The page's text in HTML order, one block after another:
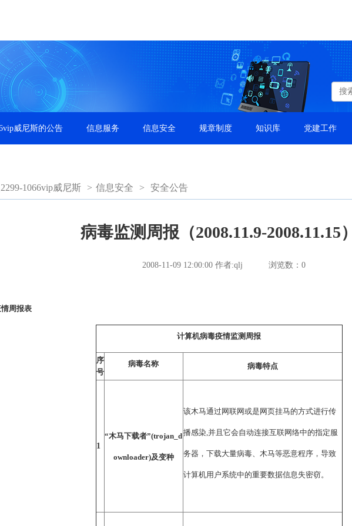
威尼斯的公告 信息服务 信息安全 规章制度 知识库 党建工作
1066vip威尼斯 > 信息安全 > 安全公告
病毒监测周报（2008.11.9-2008.11.15）
2008-11-09 12:00:00 作者:qlj 浏览数： 0
周报表
计算机病毒疫情监测周报
序
号
病毒名称 病毒特点
1
“木马下载者”(trojan_d
ownloader)及变种
该木马通过网联网或是网页挂马的方式进行传
播感染,并且它会自动连接互联网络中的指定服
务器，下载大量病毒、木马等恶意程序，导致
计算机用户系统中的重要数据信息失密窃。